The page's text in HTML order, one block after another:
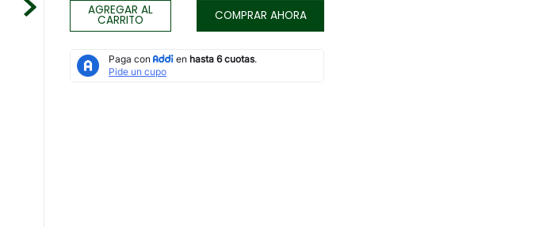
AGREGAR AL
CARRITO COMPRAR AHORA